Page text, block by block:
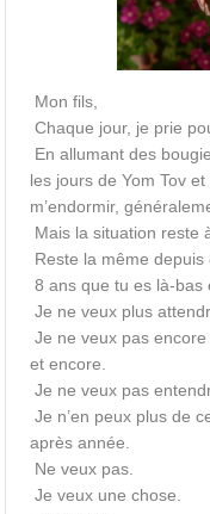
Mon fils,
Chaque jour, je prie
En allumant des
les jours de Yom Tov
m’endormir,
Mais la situation reste
Reste la même depuis
8 ans que tu es là-bas
Je ne veux plus
Je ne veux pas
et encore.
Je ne veux pas
Je n’en peux plus de
après année.
Ne veux pas.
Je veux une chose.